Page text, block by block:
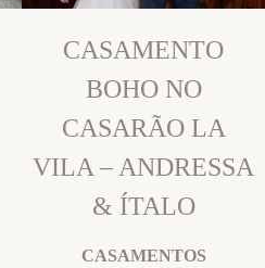
CASAMENTO
BOHO NO
CASARÃO LA
VILA – ANDRESSA
& ÍTALO
CASAMENTOS